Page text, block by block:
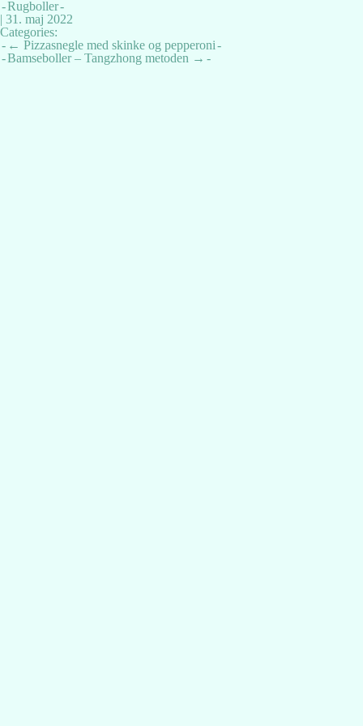
Rugboller
| 31. maj 2022
Categories:
Indlægsnavigation
← Pizzasnegle med skinke og pepperoni
Bamseboller – Tangzhong metoden →